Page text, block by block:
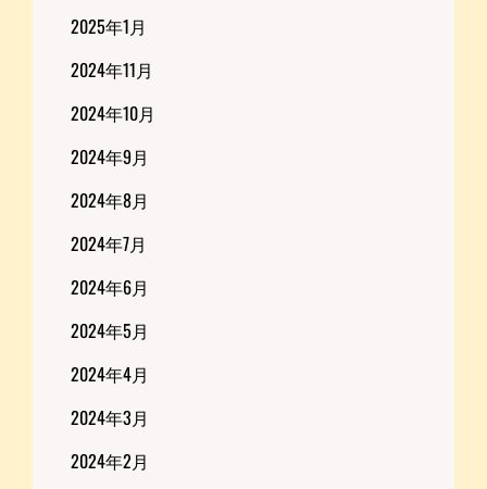
2025年1月
2024年11月
2024年10月
2024年9月
2024年8月
2024年7月
2024年6月
2024年5月
2024年4月
2024年3月
2024年2月